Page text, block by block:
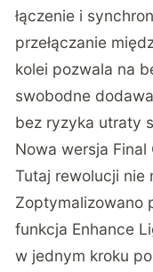
łączenie i
przełączanie
kolei pozwala na
swobodne
bez ryzyka utraty
Nowa wersja
Tutaj rewolucji nie
Zoptymalizowano
funkcja Enhance
w jednym kroku